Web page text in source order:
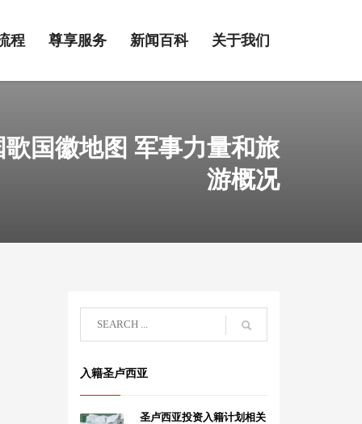
程 尊享服务 新闻百科 关于我们
国徽地图 军事力量和旅
游概况
入籍圣卢西亚
圣卢西亚投资入籍计划相关